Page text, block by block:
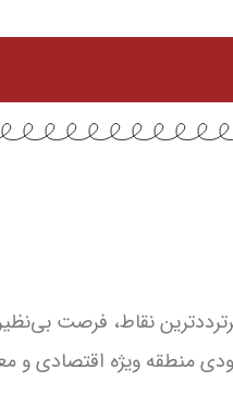
نقاط، فرصت
منطقه ویژه اقتصادی و